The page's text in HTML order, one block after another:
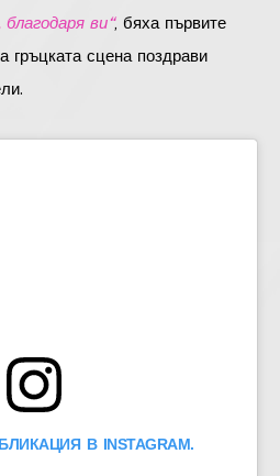
ви“, бяха първите
гръцката сцена поздрави
В INSTAGRAM.